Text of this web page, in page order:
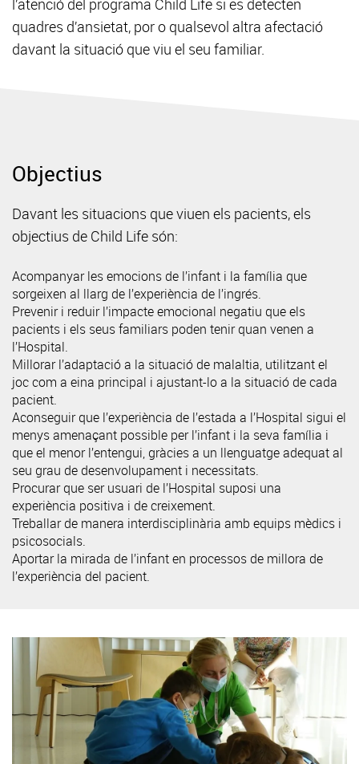
quadres d’ansietat, por o qualsevol altra afectació
davant la situació que viu el seu familiar.
Objectius
Davant les situacions que viuen els pacients, els
objectius de Child Life són:
Acompanyar les emocions de l’infant i la família que
sorgeixen al llarg de l’experiència de l’ingrés.
Prevenir i reduir l’impacte emocional negatiu que els
pacients i els seus familiars poden tenir quan venen a
l’Hospital.
Millorar l’adaptació a la situació de malaltia, utilitzant el
joc com a eina principal i ajustant-lo a la situació de cada
pacient.
Aconseguir que l’experiència de l’estada a l’Hospital sigui el
menys amenaçant possible per l’infant i la seva família i
que el menor l’entengui, gràcies a un llenguatge adequat al
seu grau de desenvolupament i necessitats.
Procurar que ser usuari de l’Hospital suposi una
experiència positiva i de creixement.
Treballar de manera interdisciplinària amb equips mèdics i
psicosocials.
Aportar la mirada de l’infant en processos de millora de
l’experiència del pacient.